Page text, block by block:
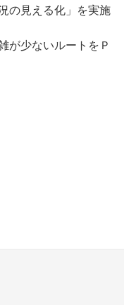
の見える化」を実施
が少ないルートをＰ